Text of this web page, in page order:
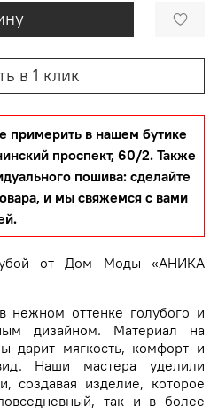
в 1 клик
примерить в нашем бутике
проспект, 60/2. Также
пошива: сделайте
и мы свяжемся с вами
от Дом Моды «АНИКА
нежном оттенке голубого и
дизайном. Материал на
дарит мягкость, комфорт и
Наши мастера уделили
создавая изделие, которое
так и в более